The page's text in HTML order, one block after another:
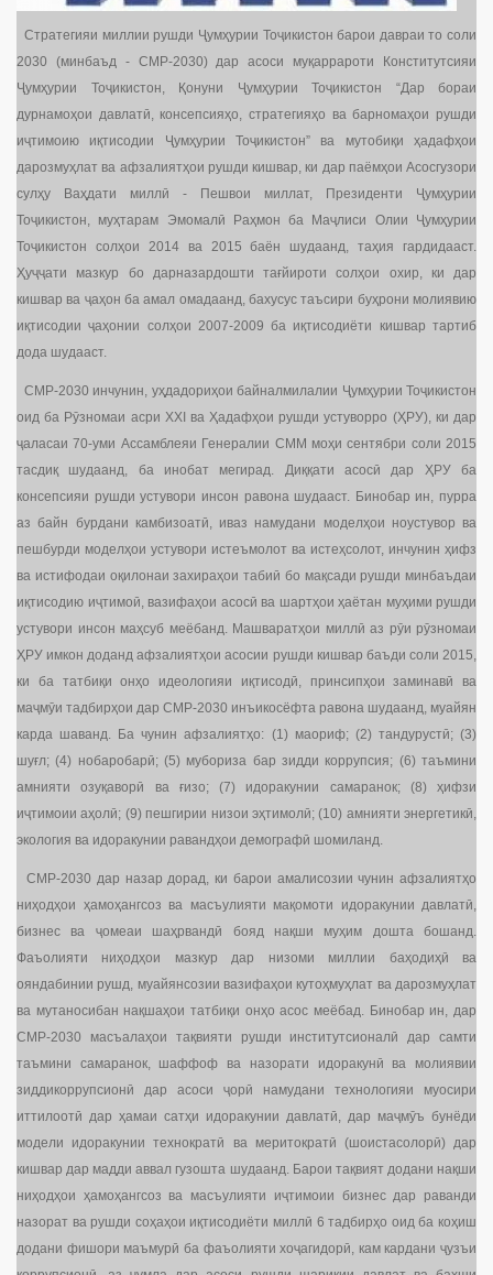
Стратегияи миллии рушди Ҷумҳурии Тоҷикистон барои давраи то соли
2030 (минбаъд - СМР-2030) дар асоси муқаррароти Конститутсияи
Ҷумҳурии Тоҷикистон, Қонуни Ҷумҳурии Тоҷикистон “Дар бораи
дурнамоҳои давлатӣ, консепсияҳо, стратегияҳо ва барномаҳои рушди
иҷтимоию иқтисодии Ҷумҳурии Тоҷикистон” ва мутобиқи ҳадафҳои
дарозмуҳлат ва афзалиятҳои рушди кишвар, ки дар паёмҳои Асосгузори
сулҳу Ваҳдати миллӣ - Пешвои миллат, Президенти Ҷумҳурии
Тоҷикистон, муҳтарам Эмомалӣ Раҳмон ба Маҷлиси Олии Ҷумҳурии
Тоҷикистон солҳои 2014 ва 2015 баён шудаанд, таҳия гардидааст.
Ҳуҷҷати мазкур бо дарназардошти тағйироти солҳои охир, ки дар
кишвар ва ҷаҳон ба амал омадаанд, бахусус таъсири буҳрони молиявию
иқтисодии ҷаҳонии солҳои 2007-2009 ба иқтисодиёти кишвар тартиб
дода шудааст.
СМР-2030 инчунин, уҳдадориҳои байналмилалии Ҷумҳурии Тоҷикистон
оид ба Рӯзномаи асри XXI ва Ҳадафҳои рушди устуворро (ҲРУ), ки дар
ҷаласаи 70-уми Ассамблеяи Генералии СММ моҳи сентябри соли 2015
тасдиқ шудаанд, ба инобат мегирад. Диққати асосӣ дар ҲРУ ба
консепсияи рушди устувори инсон равона шудааст. Бинобар ин, пурра
аз байн бурдани камбизоатӣ, иваз намудани моделҳои ноустувор ва
пешбурди моделҳои устувори истеъмолот ва истеҳсолот, инчунин ҳифз
ва истифодаи оқилонаи захираҳои табиӣ бо мақсади рушди минбаъдаи
иқтисодию иҷтимоӣ, вазифаҳои асосӣ ва шартҳои ҳаётан муҳими рушди
устувори инсон маҳсуб меёбанд. Машваратҳои миллӣ аз рӯи рӯзномаи
ҲРУ имкон доданд афзалиятҳои асосии рушди кишвар баъди соли 2015,
ки ба татбиқи онҳо идеологияи иқтисодӣ, принсипҳои заминавӣ ва
маҷмӯи тадбирҳои дар СМР-2030 инъикосёфта равона шудаанд, муайян
карда шаванд. Ба чунин афзалиятҳо: (1) маориф; (2) тандурустӣ; (3)
шуғл; (4) нобаробарӣ; (5) мубориза бар зидди коррупсия; (6) таъмини
амнияти озуқаворӣ ва ғизо; (7) идоракунии самаранок; (8) ҳифзи
иҷтимоии аҳолӣ; (9) пешгирии низои эҳтимолӣ; (10) амнияти энергетикӣ,
экология ва идоракунии равандҳои демографӣ шомиланд.
СМР-2030 дар назар дорад, ки барои амалисозии чунин афзалиятҳо
ниҳодҳои ҳамоҳангсоз ва масъулияти мақомоти идоракунии давлатӣ,
бизнес ва ҷомеаи шаҳрвандӣ бояд нақши муҳим дошта бошанд.
Фаъолияти ниҳодҳои мазкур дар низоми миллии баҳодиҳӣ ва
ояндабинии рушд, муайянсозии вазифаҳои кутоҳмуҳлат ва дарозмуҳлат
ва мутаносибан нақшаҳои татбиқи онҳо асос меёбад. Бинобар ин, дар
СМР-2030 масъалаҳои тақвияти рушди институтсионалӣ дар самти
таъмини самаранок, шаффоф ва назорати идоракунӣ ва молиявии
зиддикоррупсионӣ дар асоси ҷорӣ намудани технологияи муосири
иттилоотӣ дар ҳамаи сатҳи идоракунии давлатӣ, дар маҷмӯъ бунёди
модели идоракунии технократӣ ва меритократӣ (шоистасолорӣ) дар
кишвар дар мадди аввал гузошта шудаанд. Барои тақвият додани нақши
ниҳодҳои ҳамоҳангсоз ва масъулияти иҷтимоии бизнес дар раванди
назорат ва рушди соҳаҳои иқтисодиёти миллӣ 6 тадбирҳо оид ба коҳиш
додани фишори маъмурӣ ба фаъолияти хоҷагидорӣ, кам кардани ҷузъи